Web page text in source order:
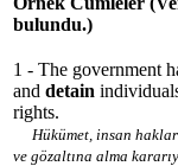
bulundu.)
1 - The government
and detain
rights.
Hükümet, insan
ve gözaltına alma